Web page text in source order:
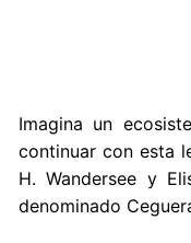
Imagina un
continuar con esta
H. Wandersee y
denominado